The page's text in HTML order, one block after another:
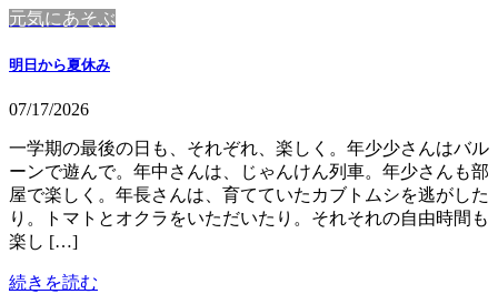
元気にあそぶ
明日から夏休み
07/17/2026
一学期の最後の日も、それぞれ、楽しく。年少少さんはバル
ーンで遊んで。年中さんは、じゃんけん列車。年少さんも部
屋で楽しく。年長さんは、育てていたカブトムシを逃がした
り。トマトとオクラをいただいたり。それそれの自由時間も
楽し […]
続きを読む